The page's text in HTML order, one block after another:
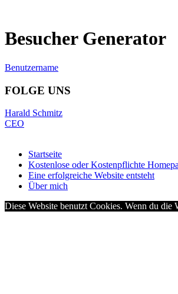
Besucher Generator
Benutzername
FOLGE UNS
Harald Schmitz
CEO
Startseite
Kostenlose oder Kostenpflichte
Eine erfolgreiche Website entsteht
Über mich
Diese Website benutzt Cookies. Wenn du die